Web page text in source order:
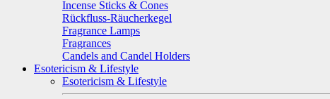
Incense Sticks & Cones
Rückfluss-Räucherkegel
Fragrance Lamps
Fragrances
Candels and Candel Holders
Esotericism & Lifestyle
Esotericism & Lifestyle